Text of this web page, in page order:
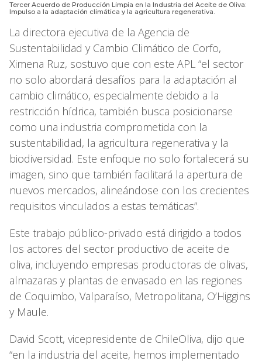
Tercer Acuerdo de Producción Limpia en la Industria del Aceite de Oliva:
Impulso a la adaptación climática y la agricultura regenerativa.
La directora ejecutiva de la Agencia de
Sustentabilidad y Cambio Climático de Corfo,
Ximena Ruz, sostuvo que con este APL “el sector
no solo abordará desafíos para la adaptación al
cambio climático, especialmente debido a la
restricción hídrica, también busca posicionarse
como una industria comprometida con la
sustentabilidad, la agricultura regenerativa y la
biodiversidad. Este enfoque no solo fortalecerá su
imagen, sino que también facilitará la apertura de
nuevos mercados, alineándose con los crecientes
requisitos vinculados a estas temáticas”.
Este trabajo público-privado está dirigido a todos
los actores del sector productivo de aceite de
oliva, incluyendo empresas productoras de olivas,
almazaras y plantas de envasado en las regiones
de Coquimbo, Valparaíso, Metropolitana, O’Higgins
y Maule.
David Scott, vicepresidente de ChileOliva, dijo que
“en la industria del aceite, hemos implementado